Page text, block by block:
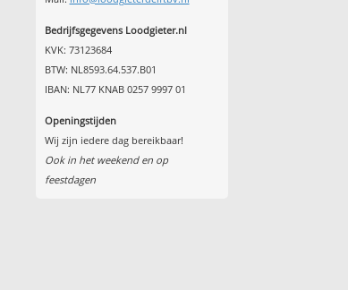
Bedrijfsgegevens Loodgieter.nl
KVK: 73123684
BTW: NL8593.64.537.B01
IBAN: NL77 KNAB 0257 9997 01
Openingstijden
Wij zijn iedere dag bereikbaar!
Ook in het weekend en op
feestdagen